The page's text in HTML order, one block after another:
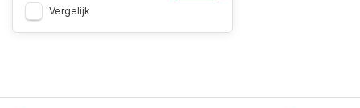
Vergelijk